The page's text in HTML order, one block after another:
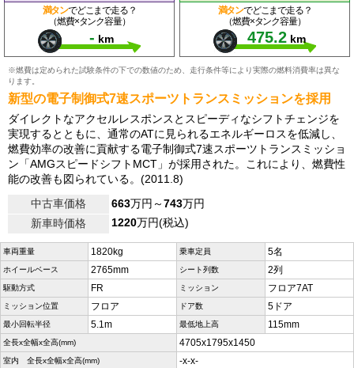
満タンでどこまで走る？
（燃費×タンク容量）
- km
満タンでどこまで走る？
（燃費×タンク容量）
475.2 km
※燃費は定められた試験条件の下での数値のため、走行条件等により実際の燃料消費率は異な
ります。
新型の電子制御式7速スポーツトランスミッションを採用
ダイレクトなアクセルレスポンスとスピーディなシフトチェンジを
実現するとともに、通常のATに見られるエネルギーロスを低減し、
燃費効率の改善に貢献する電子制御式7速スポーツトランスミッショ
ン「AMGスピードシフトMCT」が採用された。これにより、燃費性
能の改善も図られている。(2011.8)
中古車価格
663万円～743万円
新車時価格
1220万円(税込)
車両重量 1820kg 乗車定員 5名
ホイールベース 2765mm シート列数 2列
駆動方式 FR ミッション フロア7AT
ミッション位置 フロア ドア数 5ドア
最小回転半径 5.1m 最低地上高 115mm
全長x全幅x全高(mm) 4705x1795x1450
室内 全長x全幅x全高(mm) -x-x-